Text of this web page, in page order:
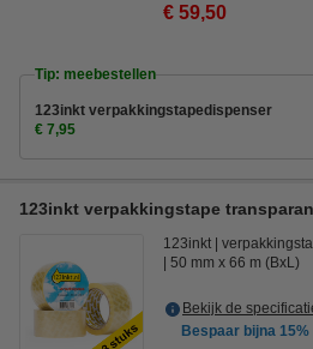
€ 59,50
Tip: meebestellen
123inkt verpakkingstapedispenser
€ 7,95
123inkt verpakkingstape
123inkt
50 mm x 66 m (BxL)
Bekijk de
Bespaar bijna 15%